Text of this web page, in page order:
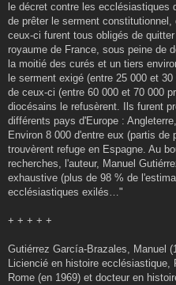
le décret contre les ecclésiastiques
de prêter le serment
ceux-ci furent tous obligés de
royaume de France, sous peine de
la moitié des curés et un tiers
le serment exigé (entre 25 000 et
de ceux-ci (entre 60 000 et 70 000
diocésains le refusèrent. Ils furent
différents pays d'Europe :
Environ 8 000 d'entre eux (partis
trouvèrent refuge en Espagne. Au
recherches, l'auteur, Manuel
exhaustive (plus de 98 % de
ecclésiastiques exilés…"
+ + + + +
Gutiérrez García-Brazales, Manuel
Liciencié en histoire ecclésiastique,
Rome (en 1969) et docteur en